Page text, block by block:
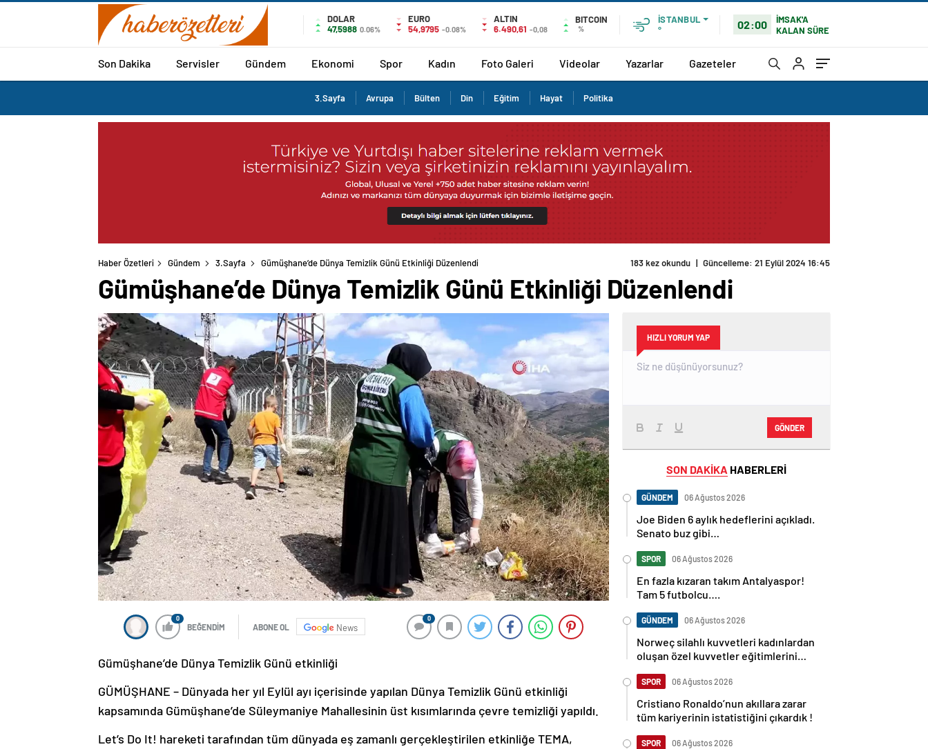
DOLAR
47,5988 0.06%
EURO
54,9795 -0.08%
ALTIN
6.490,61 -0,08
BITCOIN
%
İSTANBUL
°
02:00
İMSAK'A
KALAN SÜRE
Son Dakika Servisler Gündem Ekonomi Spor Kadın Foto Galeri Videolar Yazarlar Gazeteler
3.Sayfa Avrupa Bülten Din Eğitim Hayat Politika
Haber Özetleri Gündem 3.Sayfa Gümüşhane’de Dünya Temizlik Günü Etkinliği Düzenlendi
Gümüşhane’de Dünya Temizlik Günü Etkinliği Düzenlendi
0
BEĞENDİM ABONE OL News
0
Gümüşhane’de Dünya Temizlik Günü etkinliği
GÜMÜŞHANE – Dünyada her yıl Eylül ayı içerisinde yapılan Dünya Temizlik Günü etkinliği
kapsamında Gümüşhane’de Süleymaniye Mahallesinin üst kısımlarında çevre temizliği yapıldı.
Let’s Do It! hareketi tarafından tüm dünyada eş zamanlı gerçekleştirilen etkinliğe TEMA,
HIZLI YORUM YAP
GÖNDER
SON DAKİKA HABERLERİ
GÜNDEM 06 Ağustos 2026
Joe Biden 6 aylık hedeflerini açıkladı.
Senato buz gibi…
SPOR 06 Ağustos 2026
En fazla kızaran takım Antalyaspor!
Tam 5 futbolcu….
GÜNDEM 06 Ağustos 2026
Norweç silahlı kuvvetleri kadınlardan
oluşan özel kuvvetler eğitimlerini
SPOR 06 Ağustos 2026
Cristiano Ronaldo’nun akıllara zarar
tüm kariyerinin istatistiğini çıkardık !
SPOR 06 Ağustos 2026